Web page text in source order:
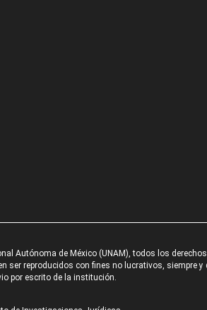
Autónoma de México (UNAM), todos los
ser reproducidos con fines no lucrativos, siempre
por escrito de la institución.